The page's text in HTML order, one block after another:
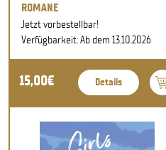
ROMANE
Jetzt vorbestellbar!
Verfügbarkeit: Ab dem 13.10.2026
15,00€ Details